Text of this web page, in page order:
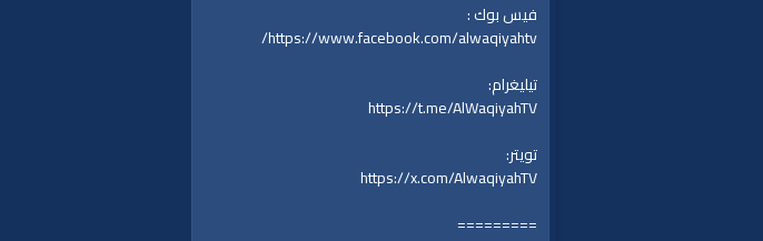
فيس بوك :
https://www.facebook.com/alwaqiyahtv/
تيليغرام:
https://t.me/AlWaqiyahTV
تويتر:
https://x.com/AlwaqiyahTV
=========